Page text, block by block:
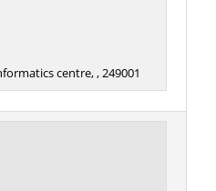
centre, , 249001